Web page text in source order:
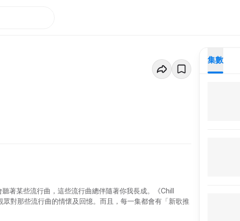
著某些流行曲，這些流行曲總伴隨著你我長成。《Chill
對那些流行曲的情懷及回憶。而且，每一集都會有「新歌推
集數